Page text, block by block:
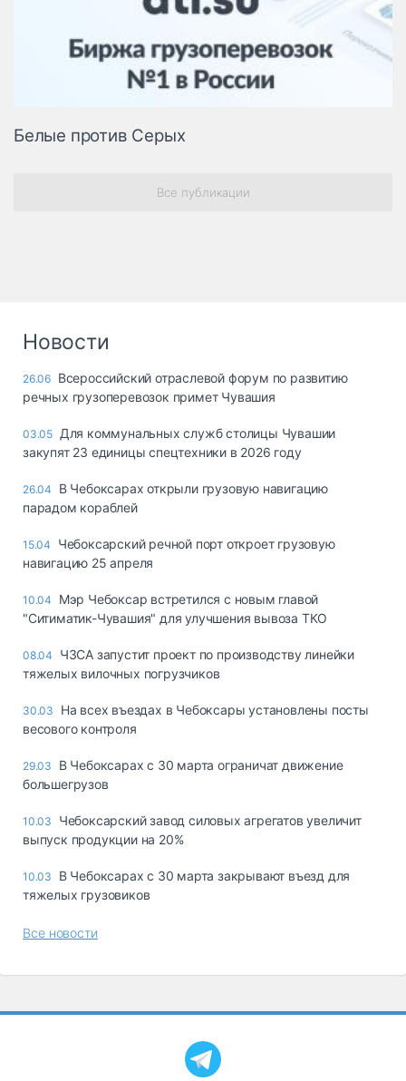
Белые против Серых
Все публикации
Новости
26.06 Всероссийский отраслевой форум по развитию
речных грузоперевозок примет Чувашия
03.05 Для коммунальных служб столицы Чувашии
закупят 23 единицы спецтехники в 2026 году
26.04
В Чебоксарах открыли грузовую навигацию
парадом кораблей
15.04
Чебоксарский речной порт откроет грузовую
навигацию 25 апреля
10.04
Мэр Чебоксар встретился с новым главой
"Ситиматик-Чувашия" для улучшения вывоза ТКО
08.04
ЧЗСА запустит проект по производству линейки
тяжелых вилочных погрузчиков
30.03
На всех въездах в Чебоксары установлены посты
весового контроля
29.03
В Чебоксарах с 30 марта ограничат движение
большегрузов
10.03
Чебоксарский завод силовых агрегатов увеличит
выпуск продукции на 20%
10.03
В Чебоксарах с 30 марта закрывают въезд для
тяжелых грузовиков
Все новости